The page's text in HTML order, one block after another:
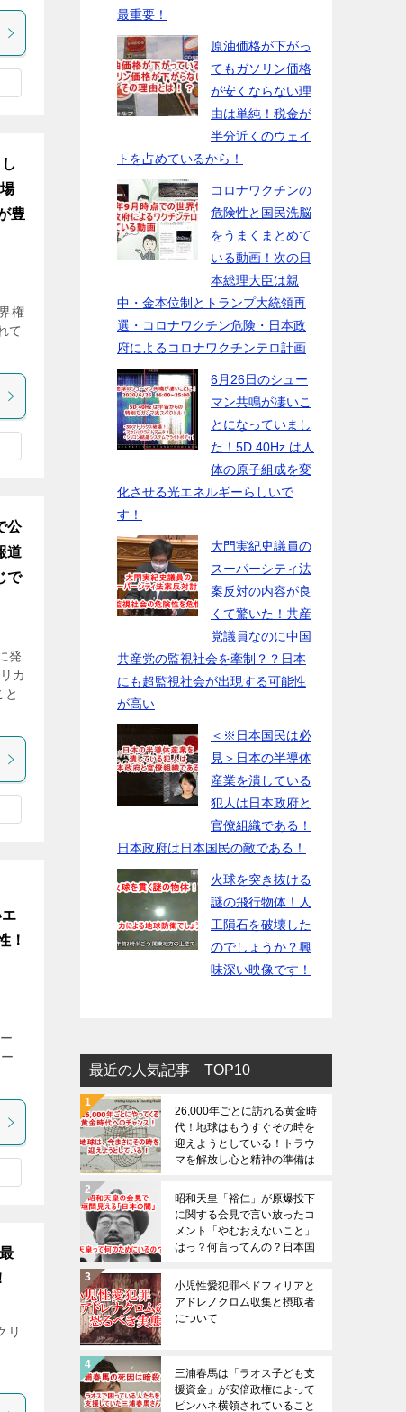
豊
権
て
公
道
で
発
カ
と
！
リ
最重要！
原油価格が下がっ
てもガソリン価格
が安くならない理
由は単純！税金が
半分近くのウェイ
トを占めているから！
コロナワクチンの
危険性と国民洗脳
をうまくまとめて
いる動画！次の日
本総理大臣は親
中・金本位制とトランプ大統領再
選・コロナワクチン危険・日本政
府によるコロナワクチンテロ計画
6月26日のシュー
マン共鳴が凄いこ
とになっていまし
た！5D 40Hz は人
体の原子組成を変
化させる光エネルギーらしいで
す！
大門実紀史議員の
スーパーシティ法
案反対の内容が良
くて驚いた！共産
党議員なのに中国
共産党の監視社会を牽制？？日本
にも超監視社会が出現する可能性
が高い
＜※日本国民は必
見＞日本の半導体
産業を潰している
犯人は日本政府と
官僚組織である！
日本政府は日本国民の敵である！
火球を突き抜ける
謎の飛行物体！人
工隕石を破壊した
のでしょうか？興
味深い映像です！
最近の人気記事 TOP10
26,000年ごとに訪れる黄金時
代！地球はもうすぐその時を
迎えようとしている！トラウ
マを解放し心と精神の準備は
昭和天皇「裕仁」が原爆投下
に関する会見で言い放ったコ
メント「やむおえないこと」
はっ？何言ってんの？日本国
小児性愛犯罪ペドフィリアと
アドレノクロム収集と摂取者
について
三浦春馬は「ラオス子ども支
援資金」が安倍政権によって
ピンハネ横領されていること